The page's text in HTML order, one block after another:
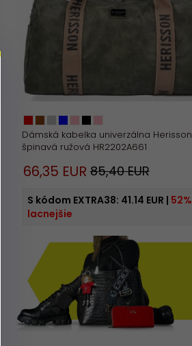
Dámská kabelka univerzálna Herisson
špinavá ružová HR2202A661
66,35 EUR 85,40 EUR
S kódom EXTRA38: 41.14 EUR | 52%
lacnejšie